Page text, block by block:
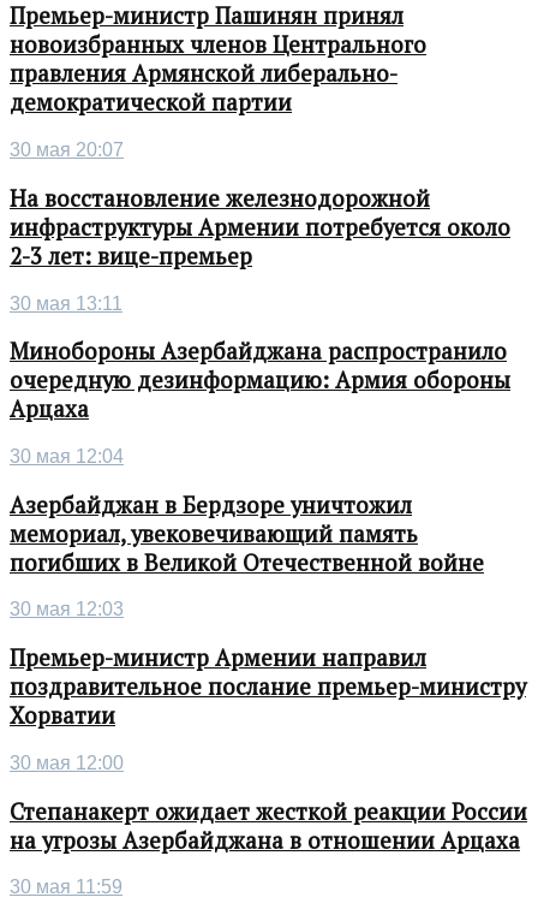
Премьер-министр Пашинян принял
новоизбранных членов Центрального
правления Армянской либерально-
демократической партии
30 мая 20:07
На восстановление железнодорожной
инфраструктуры Армении потребуется около
2-3 лет: вице-премьер
30 мая 13:11
Минобороны Азербайджана распространило
очередную дезинформацию: Армия обороны
Арцаха
30 мая 12:04
Азербайджан в Бердзоре уничтожил
мемориал, увековечивающий память
погибших в Великой Отечественной войне
30 мая 12:03
Премьер-министр Армении направил
поздравительное послание премьер-министру
Хорватии
30 мая 12:00
Степанакерт ожидает жесткой реакции России
на угрозы Азербайджана в отношении Арцаха
30 мая 11:59